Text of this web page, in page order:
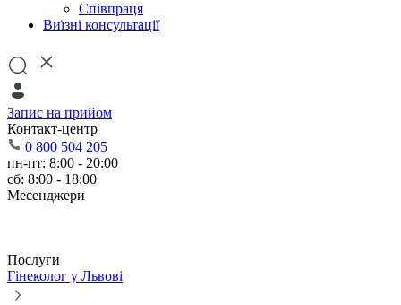
Співпраця
Виїзні консультації
Запис на прийом
Контакт-центр
0 800 504 205
пн-пт: 8:00 - 20:00
сб: 8:00 - 18:00
Месенджери
Послуги
Гінеколог у Львові